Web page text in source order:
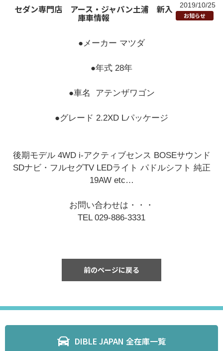
セダン専門店 アース・ジャパン土浦 新入
庫車情報
2019/10/25
お知らせ
●メーカー マツダ
●年式 28年
●車名 アテンザワゴン
●グレード 2.2XD Lパッケージ
後期モデル 4WD i-アクティブセンス BOSEサウンド
SDナビ・フルセグTV LEDライト パドルシフト 純正
19AW etc…
お問い合わせは・・・
TEL 029-886-3331
前のページに戻る
DIBLE JAPAN 全在庫一覧